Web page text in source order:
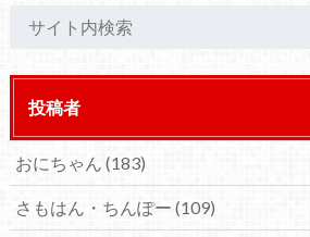
投稿者
おにちゃん (183)
さもはん・ちんぽー (109)